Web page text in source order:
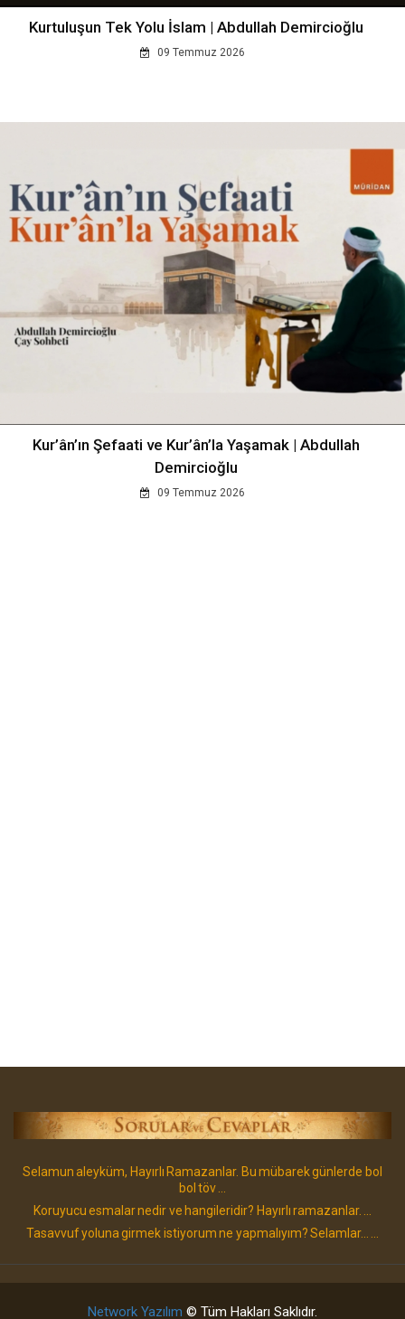
Kurtuluşun Tek Yolu İslam | Abdullah Demircioğlu
09 Temmuz 2026
Kur’ân’ın Şefaati ve Kur’ân’la Yaşamak | Abdullah
Demircioğlu
09 Temmuz 2026
Selamun aleyküm, Hayırlı Ramazanlar. Bu mübarek günlerde bol
bol töv ...
Koruyucu esmalar nedir ve hangileridir? Hayırlı ramazanlar. ...
Tasavvuf yoluna girmek istiyorum ne yapmalıyım? Selamlar... ...
Network Yazılım © Tüm Hakları Saklıdır.